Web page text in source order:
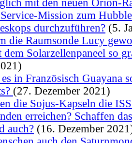
mit den neuen Orion-
Mission zum
durchzuführen? (5.
die Raumsonde Lucy
Solarzellenpaneel so
in Französisch Guayana
(27. Dezember 2021)
die Sojus-Kapseln die
erreichen? Schaffen
auch? (16. Dezember